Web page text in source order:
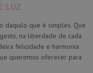
LUZ
daquilo que é simples. Que
na liberdade de cada
felicidade e harmonia
queremos oferecer para